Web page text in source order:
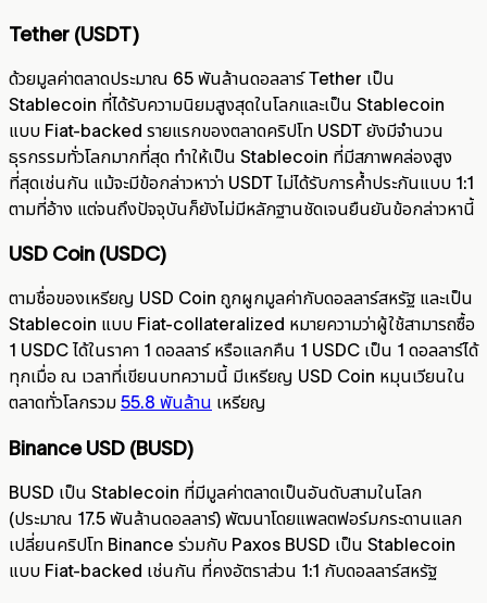
Tether (USDT)
ด้วยมูลค่าตลาดประมาณ 65 พันล้านดอลลาร์ Tether เป็น
Stablecoin ที่ได้รับความนิยมสูงสุดในโลกและเป็น Stablecoin
แบบ Fiat-backed รายแรกของตลาดคริปโท USDT ยังมีจำนวน
ธุรกรรมทั่วโลกมากที่สุด ทำให้เป็น Stablecoin ที่มีสภาพคล่องสูง
ที่สุดเช่นกัน แม้จะมีข้อกล่าวหาว่า USDT ไม่ได้รับการค้ำประกันแบบ 1:1
ตามที่อ้าง แต่จนถึงปัจจุบันก็ยังไม่มีหลักฐานชัดเจนยืนยันข้อกล่าวหานี้
USD Coin (USDC)
ตามชื่อของเหรียญ USD Coin ถูกผูกมูลค่ากับดอลลาร์สหรัฐ และเป็น
Stablecoin แบบ Fiat-collateralized หมายความว่าผู้ใช้สามารถซื้อ
1 USDC ได้ในราคา 1 ดอลลาร์ หรือแลกคืน 1 USDC เป็น 1 ดอลลาร์ได้
ทุกเมื่อ ณ เวลาที่เขียนบทความนี้ มีเหรียญ USD Coin หมุนเวียนใน
ตลาดทั่วโลกรวม 55.8 พันล้าน เหรียญ
Binance USD (BUSD)
BUSD เป็น Stablecoin ที่มีมูลค่าตลาดเป็นอันดับสามในโลก
(ประมาณ 17.5 พันล้านดอลลาร์) พัฒนาโดยแพลตฟอร์มกระดานแลก
เปลี่ยนคริปโท Binance ร่วมกับ Paxos BUSD เป็น Stablecoin
แบบ Fiat-backed เช่นกัน ที่คงอัตราส่วน 1:1 กับดอลลาร์สหรัฐ